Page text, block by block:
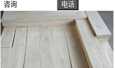
咨询 电话